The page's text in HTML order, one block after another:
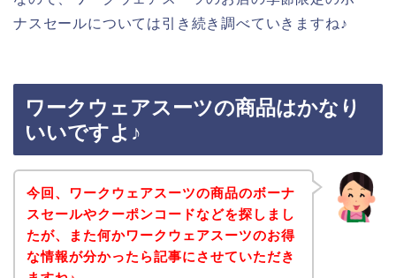
ナスセールについては引き続き調べていきますね♪
ワークウェアスーツの商品はかなり
いいですよ♪
今回、ワークウェアスーツの商品のボーナ
スセールやクーポンコードなどを探しまし
たが、また何かワークウェアスーツのお得
な情報が分かったら記事にさせていただき